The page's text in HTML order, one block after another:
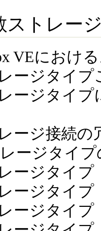
ストレー
VEにおけ
ージタイ
ージタイ
ージ接続の
ージタイプ
ージタイプ
ージタイプ
ージタイプ